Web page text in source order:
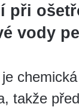
při
vody
chemická
takže